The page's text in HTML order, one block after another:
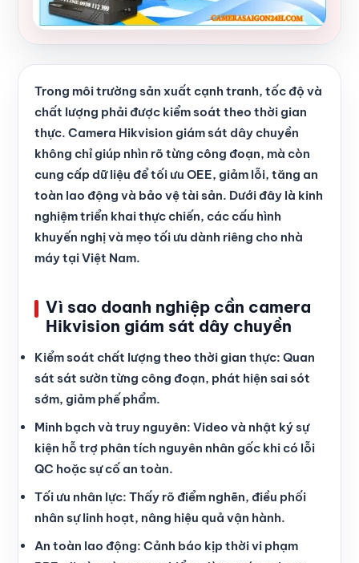
Trong môi trường sản xuất cạnh tranh, tốc độ và
chất lượng phải được kiểm soát theo thời gian
thực. Camera Hikvision giám sát dây chuyền
không chỉ giúp nhìn rõ từng công đoạn, mà còn
cung cấp dữ liệu để tối ưu OEE, giảm lỗi, tăng an
toàn lao động và bảo vệ tài sản. Dưới đây là kinh
nghiệm triển khai thực chiến, các cấu hình
khuyến nghị và mẹo tối ưu dành riêng cho nhà
máy tại Việt Nam.
Vì sao doanh nghiệp cần camera
Hikvision giám sát dây chuyền
Kiểm soát chất lượng theo thời gian thực: Quan
sát sát sườn từng công đoạn, phát hiện sai sót
sớm, giảm phế phẩm.
Minh bạch và truy nguyên: Video và nhật ký sự
kiện hỗ trợ phân tích nguyên nhân gốc khi có lỗi
QC hoặc sự cố an toàn.
Tối ưu nhân lực: Thấy rõ điểm nghẽn, điều phối
nhân sự linh hoạt, nâng hiệu quả vận hành.
An toàn lao động: Cảnh báo kịp thời vi phạm